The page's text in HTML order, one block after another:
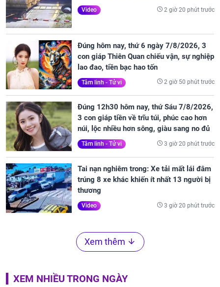
Video 2 giờ 20 phút trước
Đúng hôm nay, thứ 6 ngày 7/8/2026, 3
con giáp Thiên Quan chiếu vận, sự nghiệp
lao đao, tiền bạc hao tốn
Tâm linh - Tử vi 2 giờ 50 phút trước
Đúng 12h30 hôm nay, thứ Sáu 7/8/2026,
3 con giáp tiền về trĩu túi, phúc cao hơn
núi, lộc nhiều hơn sông, giàu sang no đủ
Tâm linh - Tử vi 3 giờ 20 phút trước
Tai nạn nghiêm trong: Xe tải mất lái đâm
trúng 8 xe khác khiến ít nhất 13 người bị
thương
Video 3 giờ 20 phút trước
Xem thêm
XEM NHIỀU TRONG NGÀY